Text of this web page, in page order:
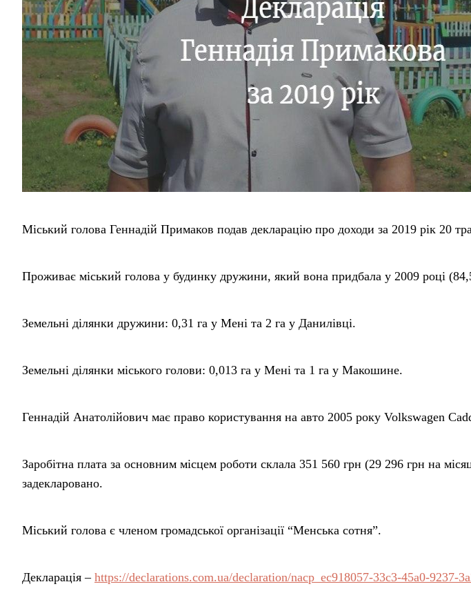
Міський голова Геннадій Примаков подав декларацію про доходи за 2019 рік 20
Проживає міський голова у будинку дружини, який вона придбала у 2009 році
Земельні ділянки дружини: 0,31 га у Мені та 2 га у Данилівці.
Земельні ділянки міського голови: 0,013 га у Мені та 1 га у Макошине.
Геннадій Анатолійович має право користування на авто 2005 року Volkswagen
Заробітна плата за основним місцем роботи склала 351 560 грн (29 296 грн на
задекларовано.
Міський голова є членом громадської організації “Менська сотня”.
Декларація – https://declarations.com.ua/declaration/nacp_ec918057-33c3-45a0-9237-